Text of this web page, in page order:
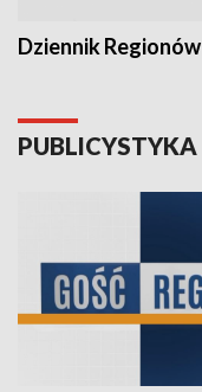
Dziennik Regionów
PUBLICYSTYKA